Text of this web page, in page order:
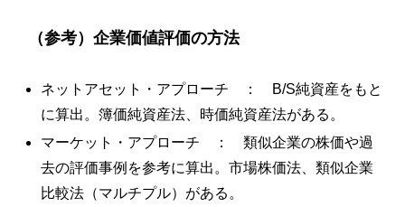
（参考）企業価値評価の方法
ネットアセット・アプローチ ： B/S純資産をもと
に算出。簿価純資産法、時価純資産法がある。
マーケット・アプローチ ： 類似企業の株価や過
去の評価事例を参考に算出。市場株価法、類似企業
比較法（マルチプル）がある。